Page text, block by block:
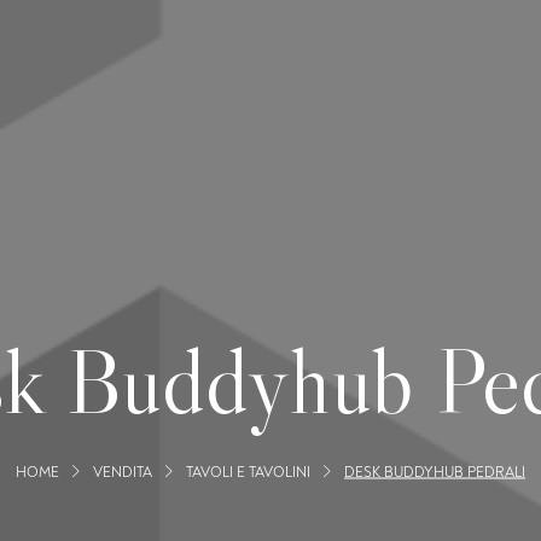
Buddyhub
HOME VENDITA TAVOLI E TAVOLINI DESK BUDDYHUB PEDRALI